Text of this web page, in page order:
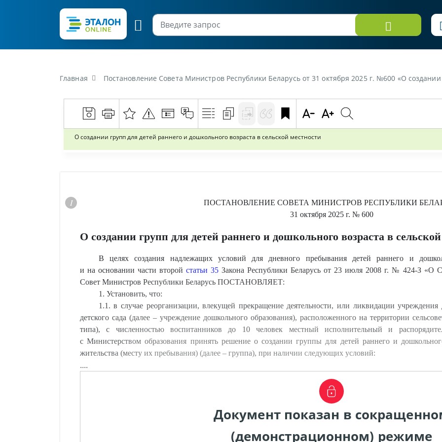
Главная Постановление Совета Министров Республики Беларусь от 31 октября 2025 г. №600 «О создании групп для детей
О создании групп для детей раннего и дошкольного возраста в сельской местности
ПОСТАНОВЛЕНИЕ СОВЕТА МИНИСТРОВ РЕСПУБЛИКИ
31 октября 2025 г. № 600
О создании групп для детей раннего и дошкольного возраста в
В целях создания надлежащих условий для дневного пребывания детей раннего и
и на основании части второй статьи 35 Закона Республики Беларусь от 23 июля 2008 г. № 424-З «О
Совет Министров Республики Беларусь ПОСТАНОВЛЯЕТ:
1. Установить, что:
1.1. в случае реорганизации, влекущей прекращение деятельности, или ликвидации учреждения
детского сада (далее – учреждение дошкольного образования), расположенного на территории
типа), с численностью воспитанников до 10 человек местный исполнительный и
с Министерством образования принять решение о создании группы для детей раннего и
жительства (месту их пребывания) (далее – группа), при наличии следующих условий:
....
Документ показан в
(демонстрационном) режиме